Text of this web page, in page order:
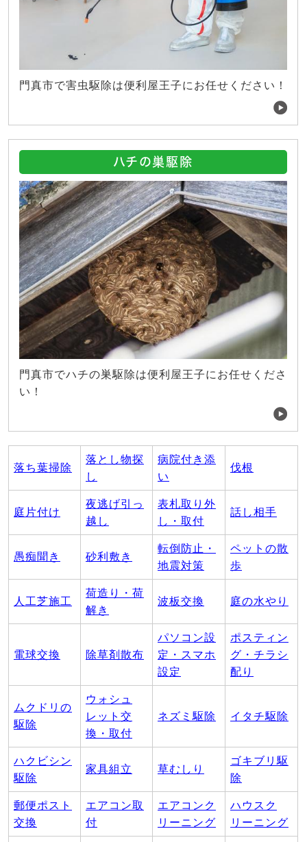
門真市で害虫駆除は便利屋王子にお任せください！
ハチの巣駆除
門真市でハチの巣駆除は便利屋王子にお任せくださ
い！
落ち葉掃除
落とし物探
し
病院付き添
い
伐根
庭片付け
夜逃げ引っ
越し
表札取り外
し・取付
話し相手
愚痴聞き 砂利敷き
転倒防止・
地震対策
ペットの散
歩
人工芝施工
荷造り・荷
解き
波板交換 庭の水やり
電球交換 除草剤散布
パソコン設
定・スマホ
設定
ポスティン
グ・チラシ
配り
ムクドリの
駆除
ウォシュ
レット交
換・取付
ネズミ駆除 イタチ駆除
ハクビシン
駆除
家具組立 草むしり
ゴキブリ駆
除
郵便ポスト
交換
エアコン取
付
エアコンク
リーニング
ハウスク
リーニング